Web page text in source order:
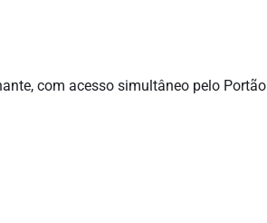
com acesso simultâneo pelo Portão